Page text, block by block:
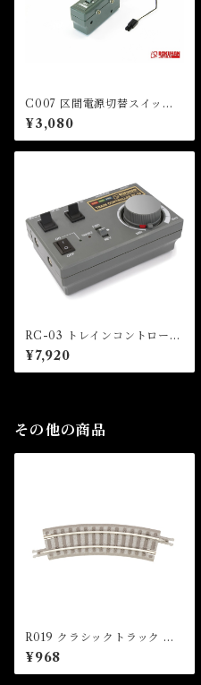
C007 区間電源切替スイッチ
(BLOCK POWER CHANG
E SWITCH)
¥3,080
RC-03 トレインコントローラ
ーRC-03（TRAIN CONTR
OLLER RC-03）
¥7,920
その他の商品
R019 クラシックトラック 曲
線レール R127-26°(2本入) (C
LASSIC TRACK Curved Tr
ack R127mm 26 ° x 2 pcs)
¥968